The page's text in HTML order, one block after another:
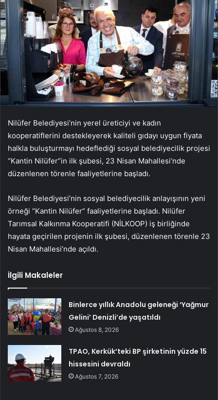
Nilüfer Belediyesi’nin yerel üreticiyi ve kadın
kooperatiflerini destekleyerek kaliteli gıdayı uygun fiyata
halkla buluşturmayı hedeflediği sosyal belediyecilik projesi
“Kantin Nilüfer”in ilk şubesi, 23 Nisan Mahallesi’nde
düzenlenen törenle faaliyetlerine başladı.
Nilüfer Belediyesi’nin sosyal belediyecilik anlayışının yeni
örneği “Kantin Nilüfer” faaliyetlerine başladı. Nilüfer
Tarımsal Kalkınma Kooperatifi (NİLKOOP) iş birliğinde
hayata geçirilen projenin ilk şubesi, düzenlenen törenle 23
Nisan Mahallesi’nde açıldı.
İlgili Makaleler
Binlerce yıllık Anadolu geleneği ‘Yağmur
Gelini’ Denizli’de yaşatıldı
Ağustos 8, 2026
TPAO, Kerkük’teki BP şirketinin yüzde 15
hissesini devraldı
Ağustos 7, 2026